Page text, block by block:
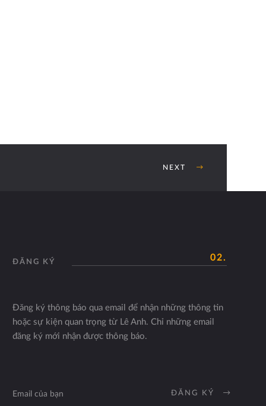
NEXT
02.
ĐĂNG KÝ
Đăng ký thông báo qua email để nhận những thông tin
hoặc sự kiện quan trọng từ Lê Anh. Chỉ những email
đăng ký mới nhận được thông báo.
ĐĂNG KÝ